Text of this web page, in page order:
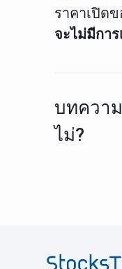
ราคาเปิดข
จะไม่มีกา
บทควา
ไม่?